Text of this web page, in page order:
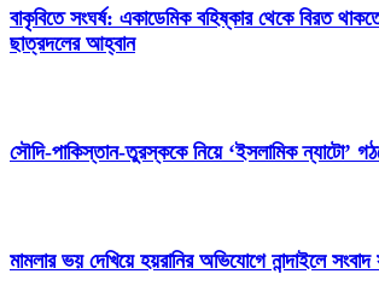
বাকৃবিতে সংঘর্ষ: একাডেমিক বহিষ্কার থেকে বিরত
ছাত্রদলের আহ্বান
সৌদি-পাকিস্তান-তুরস্ককে নিয়ে ‘ইসলামিক ন্যাটো’
মামলার ভয় দেখিয়ে হয়রানির অভিযোগে নান্দাইলে